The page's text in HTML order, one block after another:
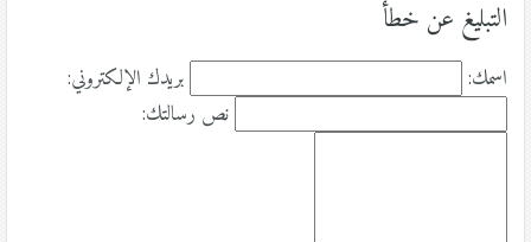
التبليغ عن خطأ
اسمك:
بريدك الإلكتروني:
نص رسالتك: